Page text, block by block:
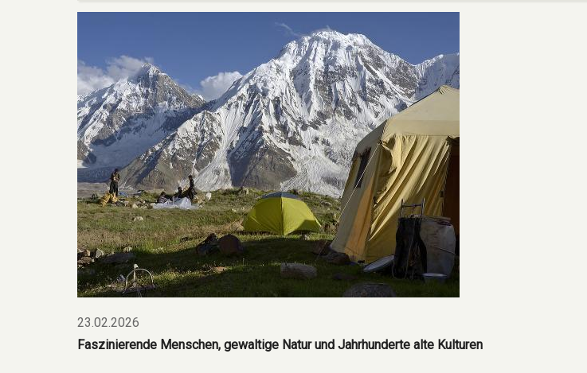
23.02.2026
Faszinierende Menschen, gewaltige Natur und Jahrhunderte alte Kulturen